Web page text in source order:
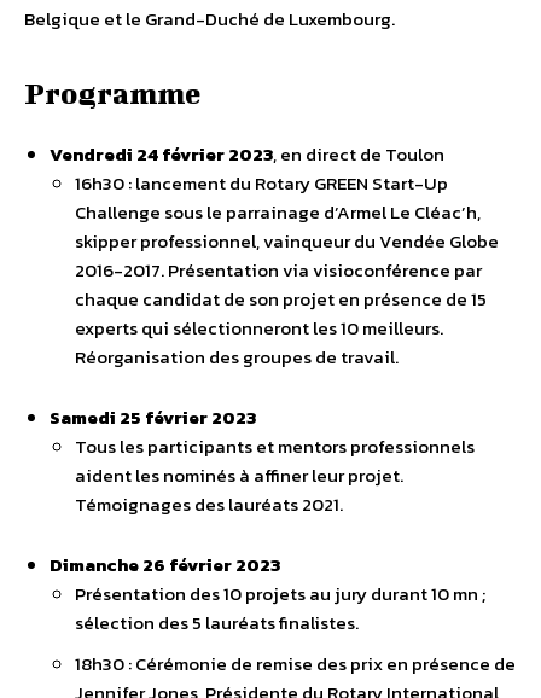
Belgique et le Grand-Duché de Luxembourg.
Programme
Vendredi 24 février 2023, en direct de Toulon
16h30 : lancement du Rotary GREEN Start-Up
Challenge sous le parrainage d’Armel Le Cléac’h,
skipper professionnel, vainqueur du Vendée Globe
2016-2017. Présentation via visioconférence par
chaque candidat de son projet en présence de 15
experts qui sélectionneront les 10 meilleurs.
Réorganisation des groupes de travail.
Samedi 25 février 2023
Tous les participants et mentors professionnels
aident les nominés à affiner leur projet.
Témoignages des lauréats 2021.
Dimanche 26 février 2023
Présentation des 10 projets au jury durant 10 mn ;
sélection des 5 lauréats finalistes.
18h30 : Cérémonie de remise des prix en présence de